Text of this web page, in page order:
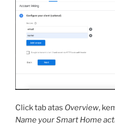
Click tab atas Overview,
Name your Smart Home